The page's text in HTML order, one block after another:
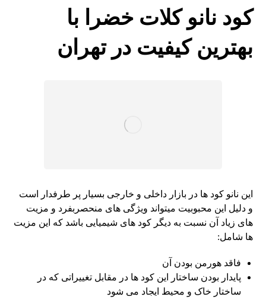
کود نانو کلات خضرا با
بهترین کیفیت در تهران
این نانو کود ها در بازار داخلی و خارجی بسیار پر طرفدار است
و دلیل این محبوبیت میتواند ویژگی های منحصربفرد و مزیت
های زیاد آن نسبت به دیگر کود های شیمیایی باشد که این مزیت
ها شامل:
فاقد هورمن بودن آن
پایدار بودن ساختار این کود ها در مقابل تغییراتی که در
ساختار خاک و محیط ایجاد می شود